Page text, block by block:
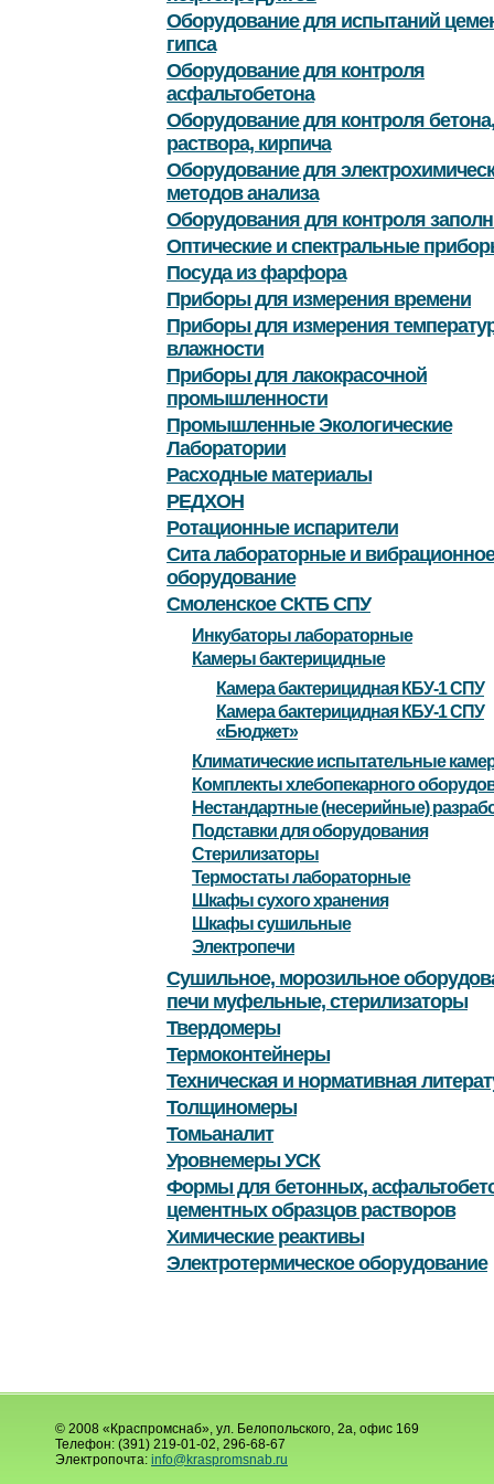
Оборудование для испытаний
гипса
Оборудование для контроля
асфальтобетона
Оборудование для контроля бетона,
раствора, кирпича
Оборудование для
методов анализа
Оборудования для контроля
Оптические и спектральные
Посуда из фарфора
Приборы для измерения времени
Приборы для измерения
влажности
Приборы для лакокрасочной
промышленности
Промышленные Экологические
Лаборатории
Расходные материалы
РЕДХОН
Ротационные испарители
Сита лабораторные и вибрационное
оборудование
Смоленское СКТБ СПУ
Инкубаторы лабораторные
Камеры бактерицидные
Камера бактерицидная КБУ-1 СПУ
Камера бактерицидная КБУ-1 СПУ
«Бюджет»
Климатические испытательные
Комплекты хлебопекарного
Нестандартные (несерийные)
Подставки для оборудования
Стерилизаторы
Термостаты лабораторные
Шкафы сухого хранения
Шкафы сушильные
Электропечи
Сушильное, морозильное
печи муфельные, стерилизаторы
Твердомеры
Термоконтейнеры
Техническая и нормативная
Толщиномеры
Томьаналит
Уровнемеры УСК
Формы для бетонных,
цементных образцов растворов
Химические реактивы
Электротермическое оборудование
© 2008 «Краспромснаб», ул. Белопольского, 2а, офис 169
Телефон: (391) 219-01-02, 296-68-67
Электропочта: info@kraspromsnab.ru